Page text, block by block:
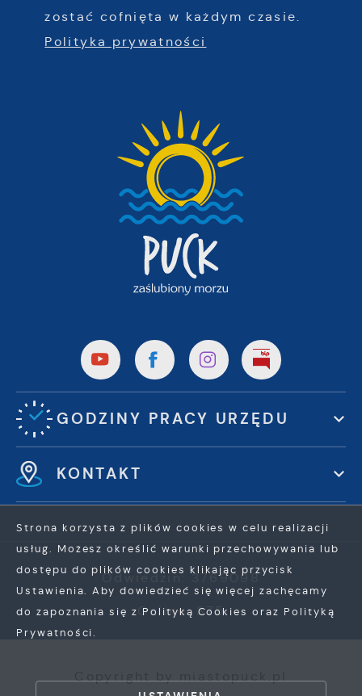
zostać cofnięta w każdym czasie.
Polityka prywatności
GODZINY PRACY URZĘDU
KONTAKT
Odwiedzin: 3769098
Online: 375
Strona korzysta z plików cookies w celu realizacji
usług. Możesz określić warunki przechowywania lub
dostępu do plików cookies klikając przycisk
Ustawienia. Aby dowiedzieć się więcej zachęcamy
do zapoznania się z Polityką Cookies oraz Polityką
Prywatności.